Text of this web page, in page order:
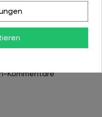
Kommentare